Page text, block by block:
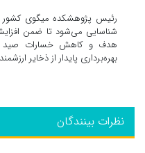
رئیس پژوهشکده میگوی کشور
شناسایی می‌شود تا ضمن
هدف و کاهش خسارات صید
بهره‌برداری پایدار از ذخایر
نظرات بینندگان